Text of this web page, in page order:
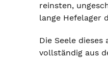
reinsten,
lange Hefelager
Die Seele
vollständig aus